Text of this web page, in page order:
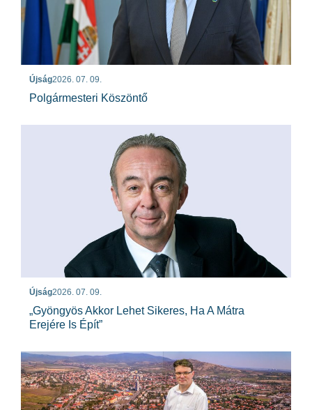
Újság2026. 07. 09.
Polgármesteri Köszöntő
Újság2026. 07. 09.
„Gyöngyös Akkor Lehet Sikeres, Ha A Mátra
Erejére Is Épít”